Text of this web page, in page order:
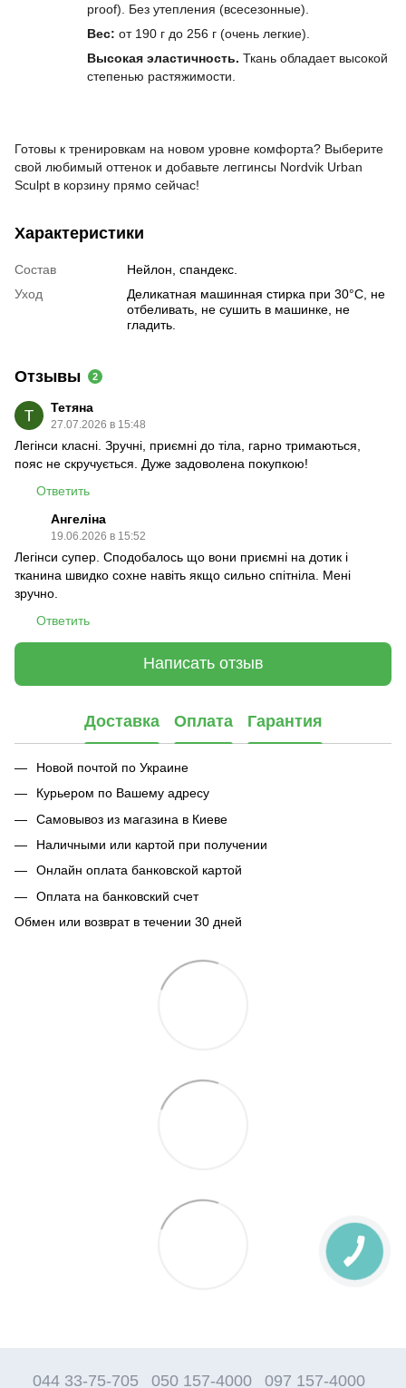
proof). Без утепления (всесезонные).
Вес: от 190 г до 256 г (очень легкие).
Высокая эластичность. Ткань обладает высокой
степенью растяжимости.
Готовы к тренировкам на новом уровне комфорта? Выберите
свой любимый оттенок и добавьте леггинсы Nordvik Urban
Sculpt в корзину прямо сейчас!
Характеристики
Состав
Нейлон, спандекс.
Уход
Деликатная машинная стирка при 30°C, не
отбеливать, не сушить в машинке, не
гладить.
Отзывы 2
Тетяна
27.07.2026 в 15:48
Легінси класні. Зручні, приємні до тіла, гарно тримаються,
пояс не скручується. Дуже задоволена покупкою!
Ответить
Ангеліна
19.06.2026 в 15:52
Легінси супер. Сподобалось що вони приємні на дотик і
тканина швидко сохне навіть якщо сильно спітніла. Мені
зручно.
Ответить
Написать отзыв
Доставка Оплата Гарантия
Новой почтой по Украине
Курьером по Вашему адресу
Самовывоз из магазина в Киеве
Наличными или картой при получении
Онлайн оплата банковской картой
Оплата на банковский счет
Обмен или возврат в течении 30 дней
044 33-75-705 050 157-4000 097 157-4000